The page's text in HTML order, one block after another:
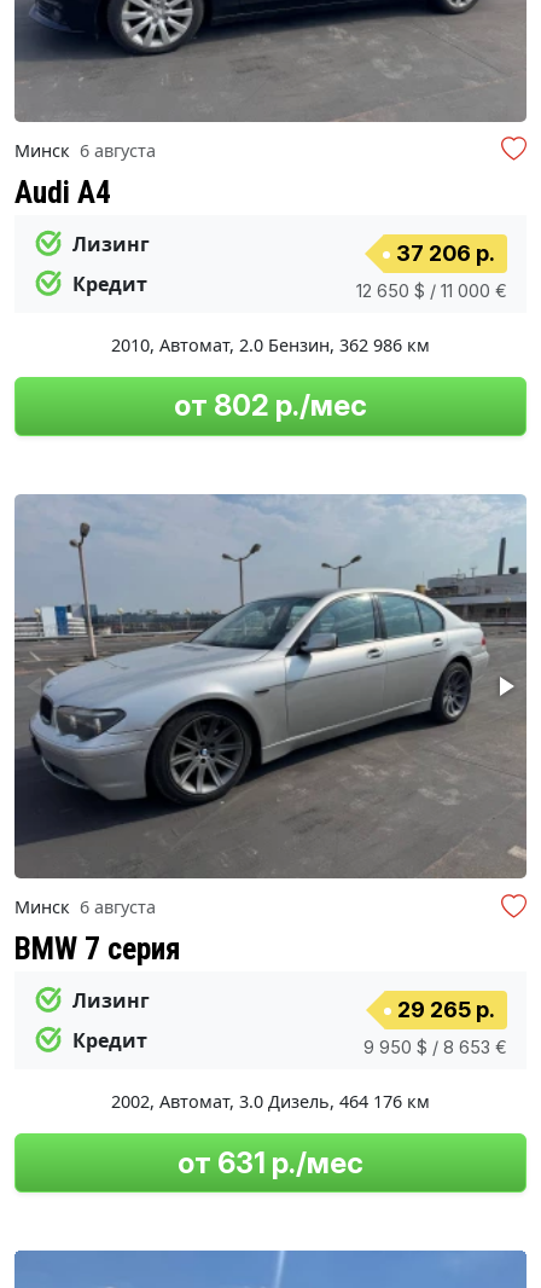
Минск 6 августа
Audi A4
Лизинг
Кредит
37 206 р.
12 650 $ / 11 000 €
2010, Автомат, 2.0 Бензин, 362 986 км
от 802 р./мес
Минск 6 августа
BMW 7 серия
Лизинг
Кредит
29 265 р.
9 950 $ / 8 653 €
2002, Автомат, 3.0 Дизель, 464 176 км
от 631 р./мес